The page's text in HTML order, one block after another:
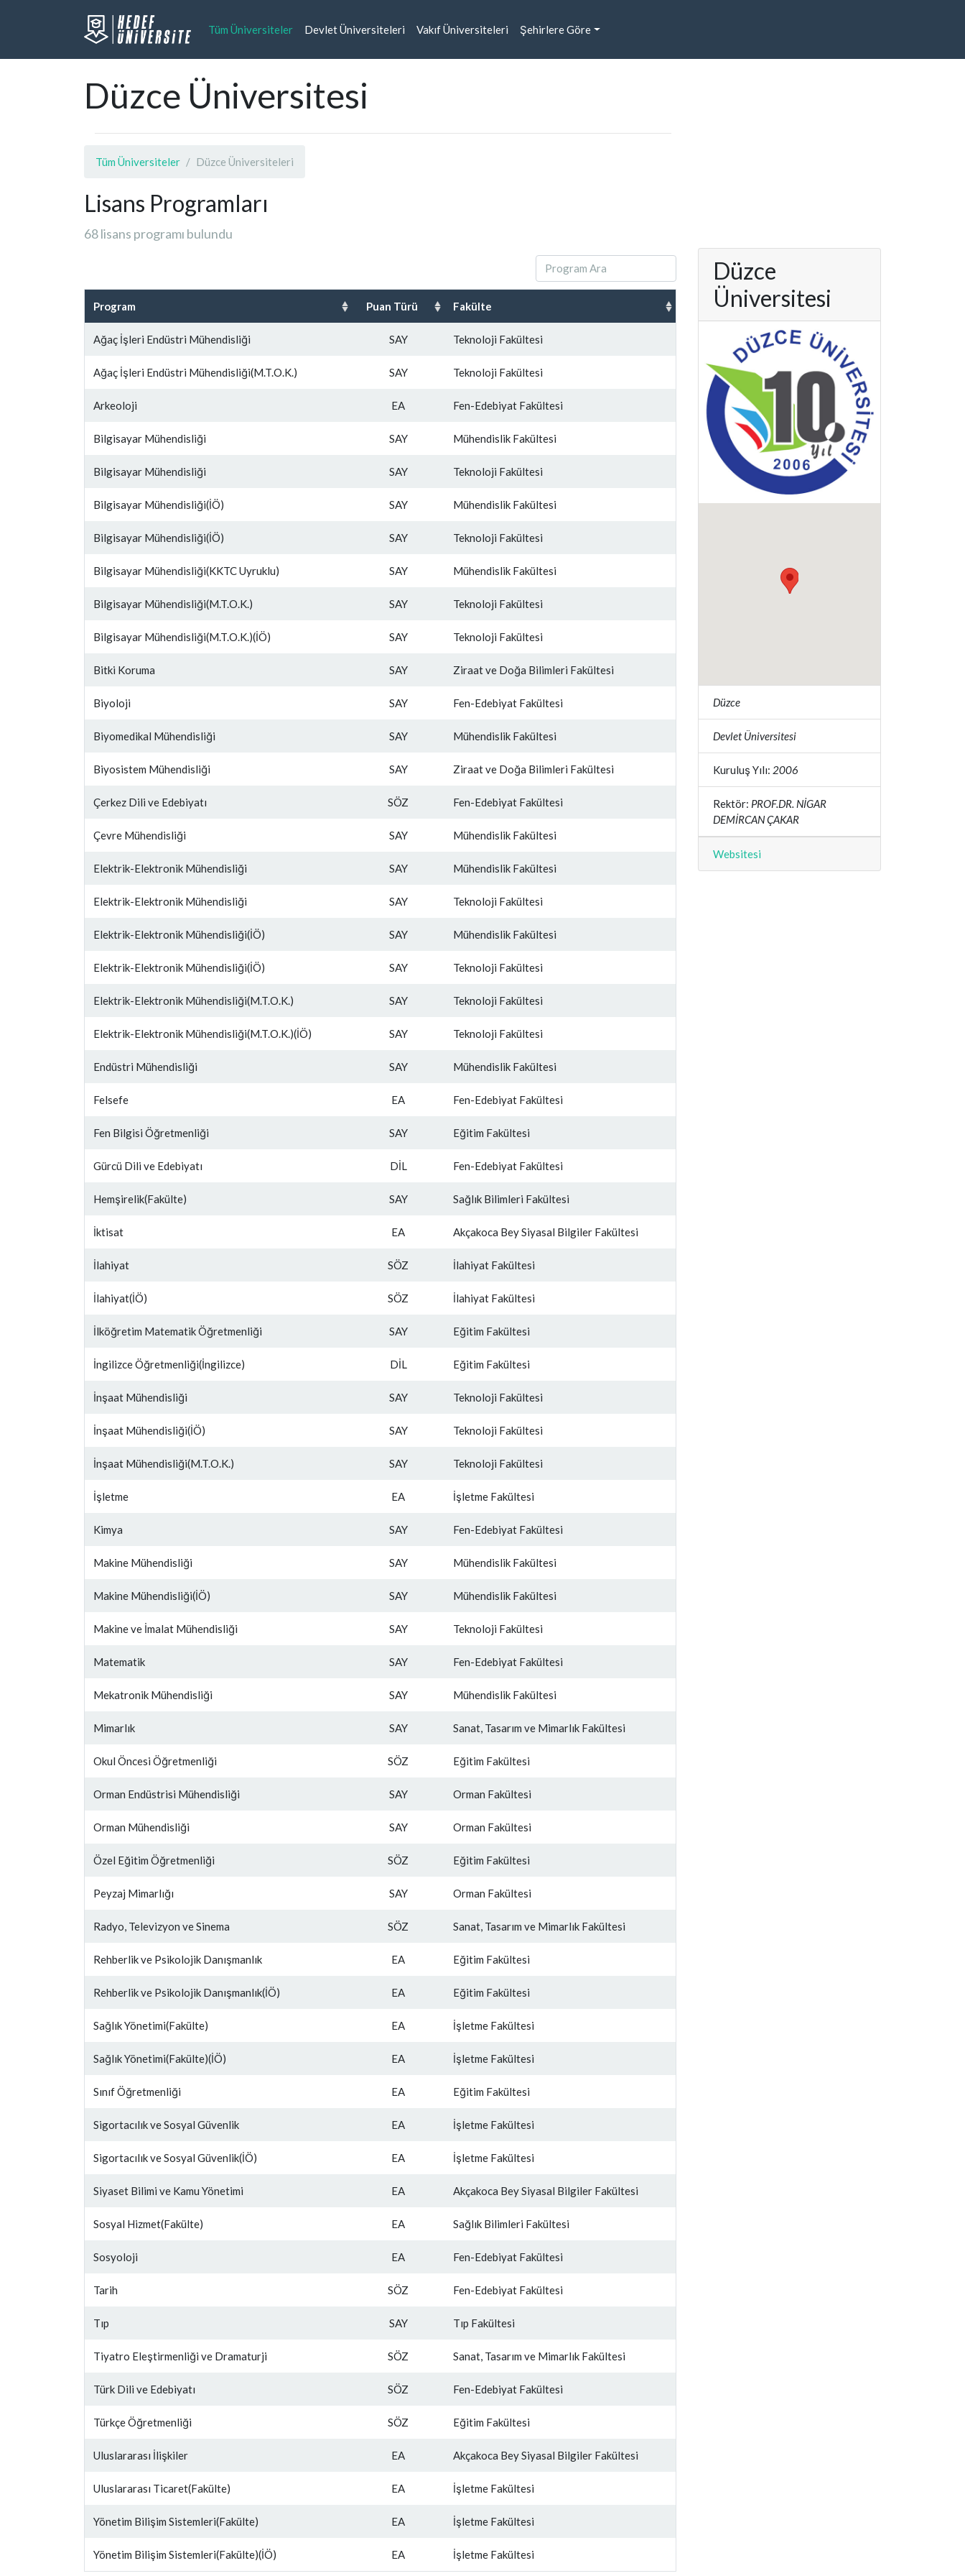
Tüm Üniversiteler(current)
Devlet Üniversiteleri Vakıf Üniversiteleri Şehirlere Göre
Düzce Üniversitesi
Tüm Üniversiteler Düzce Üniversiteleri
Lisans Programları
68 lisans programı bulundu
Düzce
Üniversitesi
Düzce
Devlet Üniversitesi
Kuruluş Yılı: 2006
Rektör: PROF.DR. NİGAR
DEMİRCAN ÇAKAR
Websitesi
Program Puan Türü Fakülte
Ağaç İşleri Endüstri Mühendisliği SAY Teknoloji Fakültesi
Ağaç İşleri Endüstri Mühendisliği(M.T.O.K.) SAY Teknoloji Fakültesi
Arkeoloji EA Fen-Edebiyat Fakültesi
Bilgisayar Mühendisliği SAY Mühendislik Fakültesi
Bilgisayar Mühendisliği SAY Teknoloji Fakültesi
Bilgisayar Mühendisliği(İÖ) SAY Mühendislik Fakültesi
Bilgisayar Mühendisliği(İÖ) SAY Teknoloji Fakültesi
Bilgisayar Mühendisliği(KKTC Uyruklu) SAY Mühendislik Fakültesi
Bilgisayar Mühendisliği(M.T.O.K.) SAY Teknoloji Fakültesi
Bilgisayar Mühendisliği(M.T.O.K.)(İÖ) SAY Teknoloji Fakültesi
Bitki Koruma SAY Ziraat ve Doğa Bilimleri Fakültesi
Biyoloji SAY Fen-Edebiyat Fakültesi
Biyomedikal Mühendisliği SAY Mühendislik Fakültesi
Biyosistem Mühendisliği SAY Ziraat ve Doğa Bilimleri Fakültesi
Çerkez Dili ve Edebiyatı SÖZ Fen-Edebiyat Fakültesi
Çevre Mühendisliği SAY Mühendislik Fakültesi
Elektrik-Elektronik Mühendisliği SAY Mühendislik Fakültesi
Elektrik-Elektronik Mühendisliği SAY Teknoloji Fakültesi
Elektrik-Elektronik Mühendisliği(İÖ) SAY Mühendislik Fakültesi
Elektrik-Elektronik Mühendisliği(İÖ) SAY Teknoloji Fakültesi
Elektrik-Elektronik Mühendisliği(M.T.O.K.) SAY Teknoloji Fakültesi
Elektrik-Elektronik Mühendisliği(M.T.O.K.)(İÖ) SAY Teknoloji Fakültesi
Endüstri Mühendisliği SAY Mühendislik Fakültesi
Felsefe EA Fen-Edebiyat Fakültesi
Fen Bilgisi Öğretmenliği SAY Eğitim Fakültesi
Gürcü Dili ve Edebiyatı DİL Fen-Edebiyat Fakültesi
Hemşirelik(Fakülte) SAY Sağlık Bilimleri Fakültesi
İktisat EA Akçakoca Bey Siyasal Bilgiler Fakültesi
İlahiyat SÖZ İlahiyat Fakültesi
İlahiyat(İÖ) SÖZ İlahiyat Fakültesi
İlköğretim Matematik Öğretmenliği SAY Eğitim Fakültesi
İngilizce Öğretmenliği(İngilizce) DİL Eğitim Fakültesi
İnşaat Mühendisliği SAY Teknoloji Fakültesi
İnşaat Mühendisliği(İÖ) SAY Teknoloji Fakültesi
İnşaat Mühendisliği(M.T.O.K.) SAY Teknoloji Fakültesi
İşletme EA İşletme Fakültesi
Kimya SAY Fen-Edebiyat Fakültesi
Makine Mühendisliği SAY Mühendislik Fakültesi
Makine Mühendisliği(İÖ) SAY Mühendislik Fakültesi
Makine ve İmalat Mühendisliği SAY Teknoloji Fakültesi
Matematik SAY Fen-Edebiyat Fakültesi
Mekatronik Mühendisliği SAY Mühendislik Fakültesi
Mimarlık SAY Sanat, Tasarım ve Mimarlık Fakültesi
Okul Öncesi Öğretmenliği SÖZ Eğitim Fakültesi
Orman Endüstrisi Mühendisliği SAY Orman Fakültesi
Orman Mühendisliği SAY Orman Fakültesi
Özel Eğitim Öğretmenliği SÖZ Eğitim Fakültesi
Peyzaj Mimarlığı SAY Orman Fakültesi
Radyo, Televizyon ve Sinema SÖZ Sanat, Tasarım ve Mimarlık Fakültesi
Rehberlik ve Psikolojik Danışmanlık EA Eğitim Fakültesi
Rehberlik ve Psikolojik Danışmanlık(İÖ) EA Eğitim Fakültesi
Sağlık Yönetimi(Fakülte) EA İşletme Fakültesi
Sağlık Yönetimi(Fakülte)(İÖ) EA İşletme Fakültesi
Sınıf Öğretmenliği EA Eğitim Fakültesi
Sigortacılık ve Sosyal Güvenlik EA İşletme Fakültesi
Sigortacılık ve Sosyal Güvenlik(İÖ) EA İşletme Fakültesi
Siyaset Bilimi ve Kamu Yönetimi EA Akçakoca Bey Siyasal Bilgiler Fakültesi
Sosyal Hizmet(Fakülte) EA Sağlık Bilimleri Fakültesi
Sosyoloji EA Fen-Edebiyat Fakültesi
Tarih SÖZ Fen-Edebiyat Fakültesi
Tıp SAY Tıp Fakültesi
Tiyatro Eleştirmenliği ve Dramaturji SÖZ Sanat, Tasarım ve Mimarlık Fakültesi
Türk Dili ve Edebiyatı SÖZ Fen-Edebiyat Fakültesi
Türkçe Öğretmenliği SÖZ Eğitim Fakültesi
Uluslararası İlişkiler EA Akçakoca Bey Siyasal Bilgiler Fakültesi
Uluslararası Ticaret(Fakülte) EA İşletme Fakültesi
Yönetim Bilişim Sistemleri(Fakülte) EA İşletme Fakültesi
Yönetim Bilişim Sistemleri(Fakülte)(İÖ) EA İşletme Fakültesi